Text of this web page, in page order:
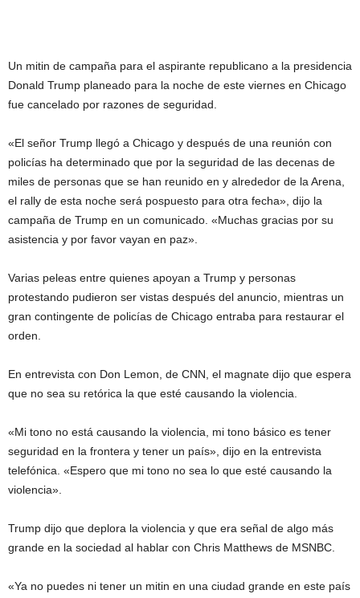
Un mitin de campaña para el aspirante republicano a la presidencia
Donald Trump planeado para la noche de este viernes en Chicago
fue cancelado por razones de seguridad.
«El señor Trump llegó a Chicago y después de una reunión con
policías ha determinado que por la seguridad de las decenas de
miles de personas que se han reunido en y alrededor de la Arena,
el rally de esta noche será pospuesto para otra fecha», dijo la
campaña de Trump en un comunicado. «Muchas gracias por su
asistencia y por favor vayan en paz».
Varias peleas entre quienes apoyan a Trump y personas
protestando pudieron ser vistas después del anuncio, mientras un
gran contingente de policías de Chicago entraba para restaurar el
orden.
En entrevista con Don Lemon, de CNN, el magnate dijo que espera
que no sea su retórica la que esté causando la violencia.
«Mi tono no está causando la violencia, mi tono básico es tener
seguridad en la frontera y tener un país», dijo en la entrevista
telefónica. «Espero que mi tono no sea lo que esté causando la
violencia».
Trump dijo que deplora la violencia y que era señal de algo más
grande en la sociedad al hablar con Chris Matthews de MSNBC.
«Ya no puedes ni tener un mitin en una ciudad grande en este país